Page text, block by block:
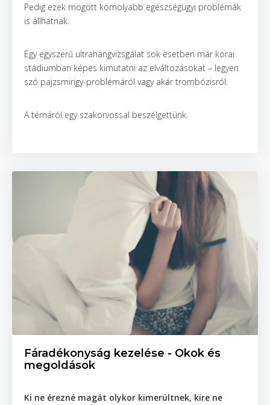
Pedig ezek mögött komolyabb egészségügyi problémák
is állhatnak.
Egy egyszerű ultrahangvizsgálat sok esetben már korai
stádiumban képes kimutatni az elváltozásokat – legyen
szó pajzsmirigy-problémáról vagy akár trombózisról.
A témáról egy szakorvossal beszélgettünk.
Fáradékonyság kezelése - Okok és
megoldások
Ki ne érezné magát olykor kimerültnek, kire ne